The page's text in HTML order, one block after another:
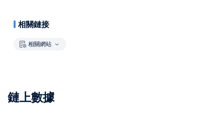
相關鏈接
相關網站
鏈上數據